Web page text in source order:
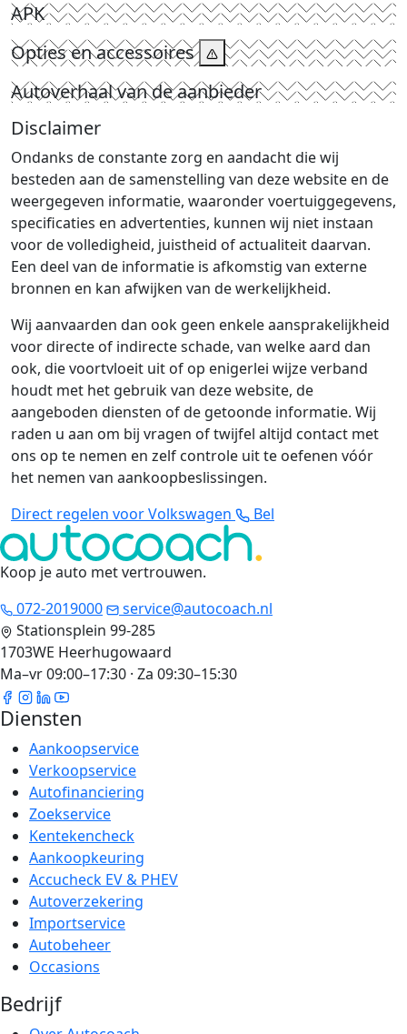
APK
Opties en accessoires
Autoverhaal van de aanbieder
Disclaimer
Ondanks de constante zorg en aandacht die wij
besteden aan de samenstelling van deze website en de
weergegeven informatie, waaronder voertuiggegevens,
specificaties en advertenties, kunnen wij niet instaan
voor de volledigheid, juistheid of actualiteit daarvan.
Een deel van de informatie is afkomstig van externe
bronnen en kan afwijken van de werkelijkheid.
Wij aanvaarden dan ook geen enkele aansprakelijkheid
voor directe of indirecte schade, van welke aard dan
ook, die voortvloeit uit of op enigerlei wijze verband
houdt met het gebruik van deze website, de
aangeboden diensten of de getoonde informatie. Wij
raden u aan om bij vragen of twijfel altijd contact met
ons op te nemen en zelf controle uit te oefenen vóór
het nemen van aankoopbeslissingen.
Direct regelen voor Volkswagen
Bel
Koop je auto met vertrouwen.
072-2019000
service@autocoach.nl
Stationsplein 99-285
1703WE Heerhugowaard
Ma–vr 09:00–17:30 · Za 09:30–15:30
Diensten
Aankoopservice
Verkoopservice
Autofinanciering
Zoekservice
Kentekencheck
Aankoopkeuring
Accucheck EV & PHEV
Autoverzekering
Importservice
Autobeheer
Occasions
Bedrijf